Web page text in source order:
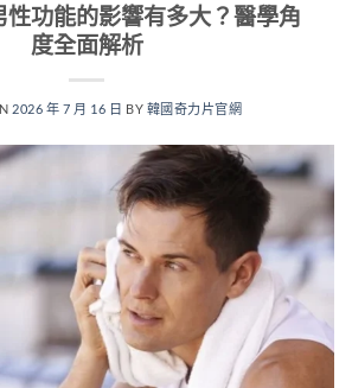
性功能的影響有多大？醫學角
度全面解析
2026 年 7 月 16 日 BY 韓國奇力片官網